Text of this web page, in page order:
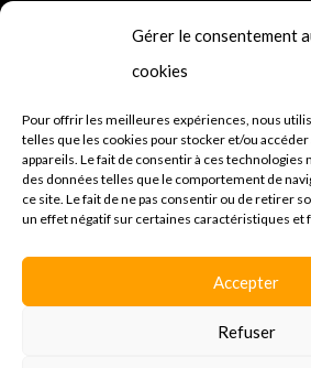
Gérer le consentement
cookies
Pour offrir les meilleures expériences, nous
telles que les cookies pour stocker et/ou
appareils. Le fait de consentir à ces
des données telles que le comportement de
ce site. Le fait de ne pas consentir ou de retirer
un effet négatif sur certaines caractéristiques et
Accepter
Refuser
lundi, mardi, mercredi, jeudi et
à 12h30 et de 13h30 à 18h et
02 98 45 64 81
Mentions légales
Politique de confidentialités